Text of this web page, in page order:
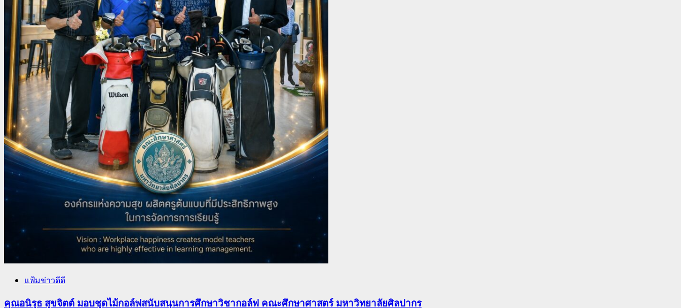
แฟ้มข่าวดีดี
คุณอนิรุธ สุขจิตต์ มอบชุดไม้กอล์ฟสนับสนุนการศึกษาวิชากอล์ฟ คณะศึกษาศาสตร์ มหาวิทยาลัยศิลปากร